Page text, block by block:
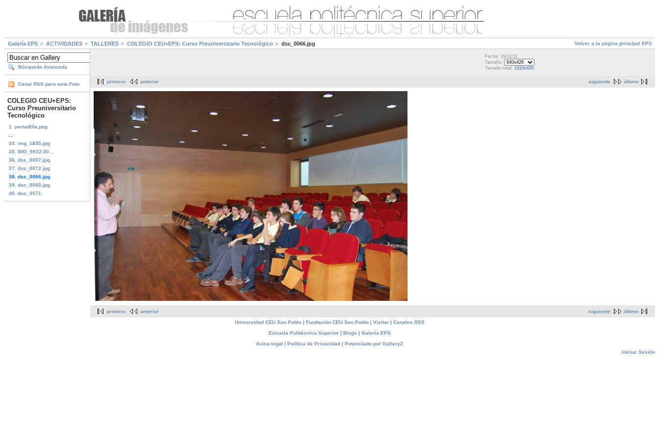
Volver a la página principal EPS
Galería EPS ACTIVIDADES TALLERES COLEGIO CEU+EPS: Curso Preuniversitario Tecnológico dsc_0066.jpg
Búsqueda Avanzada
Canal RSS para esta Foto
COLEGIO CEU+EPS:
Curso Preuniversitario
Tecnológico
1. portadilla.png
34. img_1835.jpg
35. IMG_9932-30...
36. dsc_0007.jpg
37. dsc_0072.jpg
38. dsc_0066.jpg
39. dsc_0065.jpg
40. dsc_0071
Fecha: 29/11/11
Tamaño:
Tamaño total: 1024x685
siguiente último
primero anterior
siguiente último
primero
anterior
Universidad CEU San Pablo| Fundación CEU San Pablo| Visitar| Canales RSS
Escuela Politécnica Superior| Blogs | Galería EPS
Aviso legal | Política de Privacidad | Potenciado por Gallery2
Iniciar Sesión